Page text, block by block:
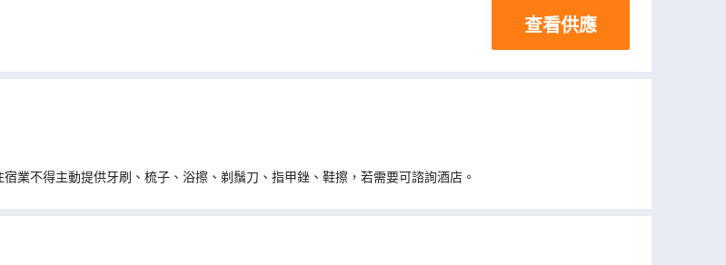
查看供應
業不得主動提供牙刷、梳子、浴擦、剃鬚刀、指甲銼、鞋擦，若需要可諮詢酒店。